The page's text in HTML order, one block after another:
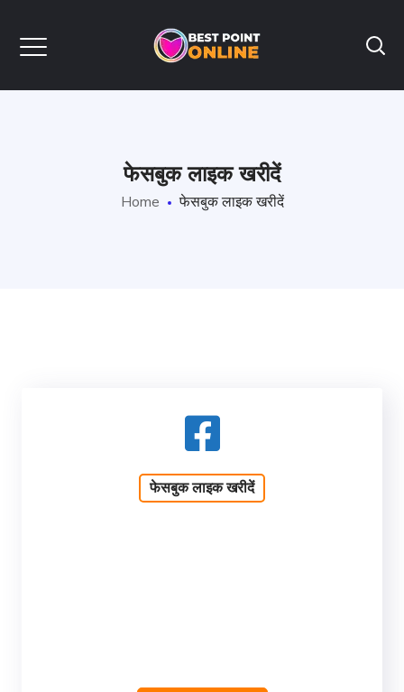
फेसबुक लाइक खरीदें
Home फेसबुक लाइक खरीदें
फेसबुक लाइक खरीदें